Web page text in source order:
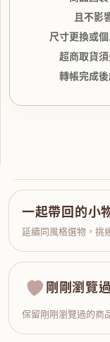
且不影
尺寸更換或
超商取貨
轉帳完成
一起帶回的小
延續同風格選物，挑
剛剛瀏覽
保留剛剛瀏覽過的商